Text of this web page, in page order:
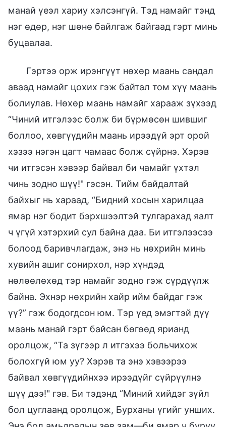
манай үеэл хариу хэлсэнгүй. Тэд намайг тэнд
нэг өдөр, нэг шөнө байлгаж байгаад гэрт минь
буцаалаа.
Гэртээ орж ирэнгүүт нөхөр маань сандал
аваад намайг цохих гэж байтал том хүү маань
болиулав. Нөхөр маань намайг харааж зүхээд
“Чиний итгэлээс болж би бүрмөсөн шившиг
боллоо, хөвгүүдийн маань ирээдүй эрт орой
хэзээ нэгэн цагт чамаас болж сүйрнэ. Хэрэв
чи итгэсэн хэвээр байвал би чамайг үхтэл
чинь зодно шүү!" гэсэн. Тийм байдалтай
байхыг нь хараад, “Бидний хосын харилцаа
ямар нэг бодит бэрхшээлтэй тулгарахад яалт
ч үгүй хэтэрхий сул байна даа. Би итгэлээсээ
болоод баривчлагдаж, энэ нь нөхрийн минь
хувийн ашиг сонирхол, нэр хүндэд
нөлөөлөхөд тэр намайг зодно гэж сүрдүүлж
байна. Эхнэр нөхрийн хайр ийм байдаг гэж
үү?” гэж бодогдсон юм. Тэр үед эмэгтэй дүү
маань манай гэрт байсан бөгөөд ярианд
оролцож, “Та зүгээр л итгэхээ больчихож
болохгүй юм уу? Хэрэв та энэ хэвээрээ
байвал хөвгүүдийнхээ ирээдүйг сүйрүүлнэ
шүү дээ!" гэв. Би тэдэнд “Миний хийдэг зүйл
бол цуглаанд оролцож, Бурханы үгийг унших.